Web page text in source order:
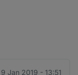
Jan 2019 - 13:51